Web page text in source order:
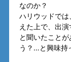
なのか？
ハリウッドで
えた上で、出
と聞いたこと
う？…と興味持